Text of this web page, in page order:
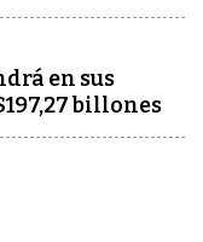
en sus
billones